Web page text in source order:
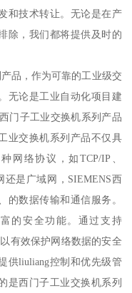
和技术转让。无论是在产
除，我们都将提供及时的
，作为可靠的工业级交
无论是工业自动化项目建
门子工业交换机系列产品
业交换机系列产品不仅具
网络协议，如TCP/IP、
还是广域网，SIEMENS西
的数据传输和通信服务。
的安全功能。通过支持
有效保护网络数据的安全
供liuliang控制和优先级管
是西门子工业交换机系列